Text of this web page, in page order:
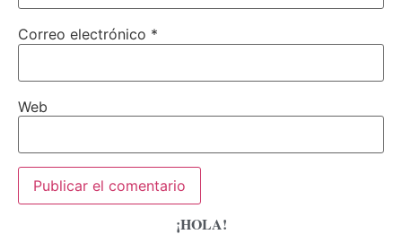
Correo electrónico *
Web
¡HOLA!